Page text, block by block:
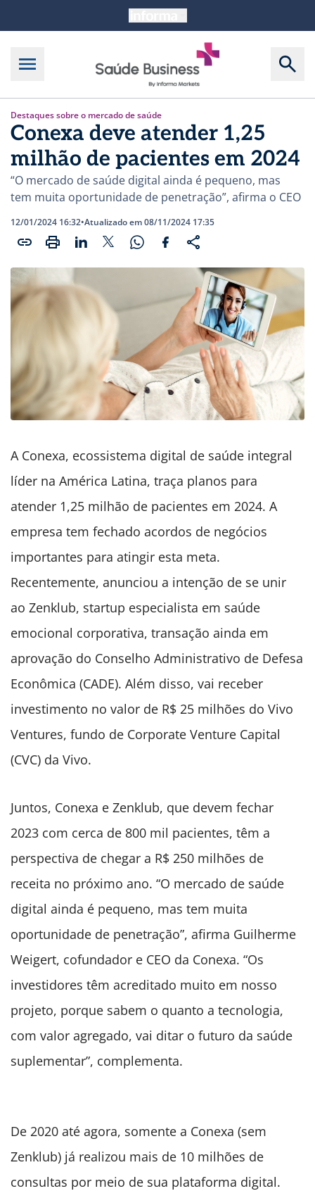
Destaques sobre o mercado de saúde
Conexa deve atender 1,25
milhão de pacientes em 2024
“O mercado de saúde digital ainda é pequeno, mas
tem muita oportunidade de penetração”, afirma o CEO
12/01/2024 16:32•Atualizado em 08/11/2024 17:35
A Conexa, ecossistema digital de saúde integral
líder na América Latina, traça planos para
atender 1,25 milhão de pacientes em 2024. A
empresa tem fechado acordos de negócios
importantes para atingir esta meta.
Recentemente, anunciou a intenção de se unir
ao Zenklub, startup especialista em saúde
emocional corporativa, transação ainda em
aprovação do Conselho Administrativo de Defesa
Econômica (CADE). Além disso, vai receber
investimento no valor de R$ 25 milhões do Vivo
Ventures, fundo de Corporate Venture Capital
(CVC) da Vivo.
Juntos, Conexa e Zenklub, que devem fechar
2023 com cerca de 800 mil pacientes, têm a
perspectiva de chegar a R$ 250 milhões de
receita no próximo ano. “O mercado de saúde
digital ainda é pequeno, mas tem muita
oportunidade de penetração”, afirma Guilherme
Weigert, cofundador e CEO da Conexa. “Os
investidores têm acreditado muito em nosso
projeto, porque sabem o quanto a tecnologia,
com valor agregado, vai ditar o futuro da saúde
suplementar”, complementa.
De 2020 até agora, somente a Conexa (sem
Zenklub) já realizou mais de 10 milhões de
consultas por meio de sua plataforma digital.